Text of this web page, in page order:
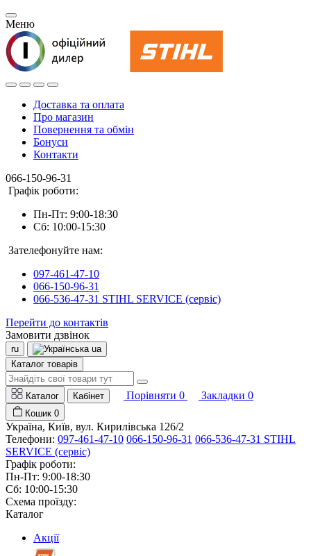
Меню
Доставка та оплата
Про магазин
Повернення та обмін
Бонуси
Контакти
066-150-96-31
Графік роботи:
Пн-Пт: 9:00-18:30
Сб: 10:00-15:30
Зателефонуйте нам:
097-461-47-10
066-150-96-31
066-536-47-31 STIHL SERVICE (сервіс)
Перейти до контактів
Замовити дзвінок
ru
ua
Каталог товарів
Каталог Кабінет Порівняти 0 Закладки 0
Кошик 0
Україна, Київ, вул. Кирилівська 126/2
Телефони: 097-461-47-10 066-150-96-31 066-536-47-31 STIHL
SERVICE (сервіс)
Графік роботи:
Пн-Пт: 9:00-18:30
Сб: 10:00-15:30
Схема проїзду:
Каталог
Акції